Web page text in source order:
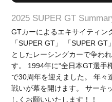
2025 SUPER GT
GTカーによるエキサイティン
「SUPER GT」 「SUPER
としたレーシングカーで争わ
す。 1994年に“全日本GT選手
で30周年を迎えました。 年々
戦いが幕を開けます。 サーキ
しくお願いいたします！！